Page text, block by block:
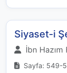
Siyaset-i
İbn Hazım
Sayfa: 549-